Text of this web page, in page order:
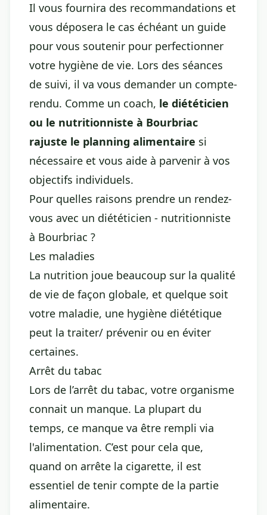
Il vous fournira des recommandations et
vous déposera le cas échéant un guide
pour vous soutenir pour perfectionner
votre hygiène de vie. Lors des séances
de suivi, il va vous demander un compte-
rendu. Comme un coach, le diététicien
ou le nutritionniste à Bourbriac
rajuste le planning alimentaire si
nécessaire et vous aide à parvenir à vos
objectifs individuels.
Pour quelles raisons prendre un rendez-
vous avec un diététicien - nutritionniste
à Bourbriac ?
Les maladies
La nutrition joue beaucoup sur la qualité
de vie de façon globale, et quelque soit
votre maladie, une hygiène diététique
peut la traiter/ prévenir ou en éviter
certaines.
Arrêt du tabac
Lors de l’arrêt du tabac, votre organisme
connait un manque. La plupart du
temps, ce manque va être rempli via
l'alimentation. C’est pour cela que,
quand on arrête la cigarette, il est
essentiel de tenir compte de la partie
alimentaire.